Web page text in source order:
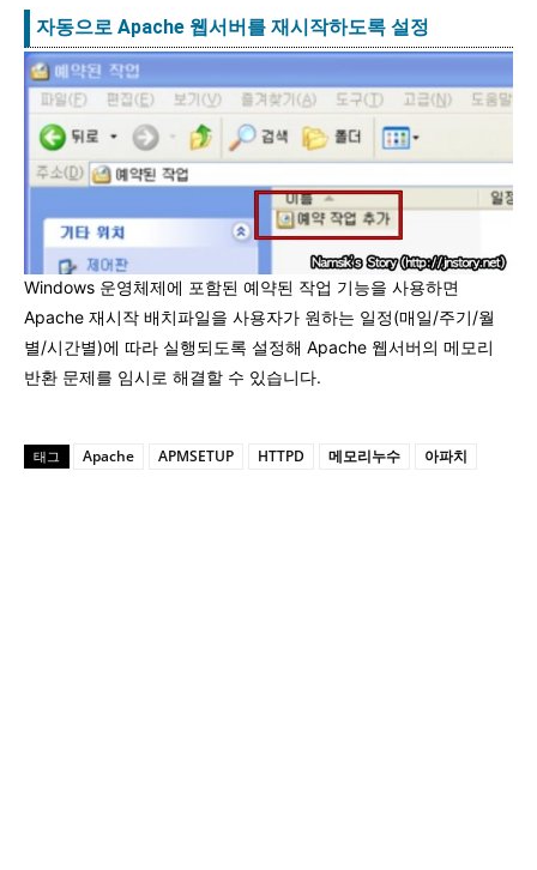
자동으로 Apache 웹서버를 재시작하도록 설정
Windows 운영체제에 포함된 예약된 작업 기능을 사용하면
Apache 재시작 배치파일을 사용자가 원하는 일정(매일/주기/월
별/시간별)에 따라 실행되도록 설정해 Apache 웹서버의 메모리
반환 문제를 임시로 해결할 수 있습니다.
태그 Apache APMSETUP HTTPD 메모리누수 아파치